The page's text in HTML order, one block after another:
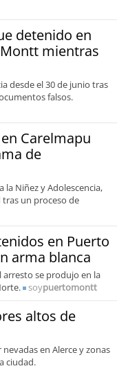
detenido en
mientras
desde el 30 de junio tras
falsos.
Carelmapu
de
la Niñez y Adolescencia,
un proceso de
en Puerto
arma blanca
arresto se produjo en la
soypuertomontt
altos de
en Alerce y zonas
ciudad.